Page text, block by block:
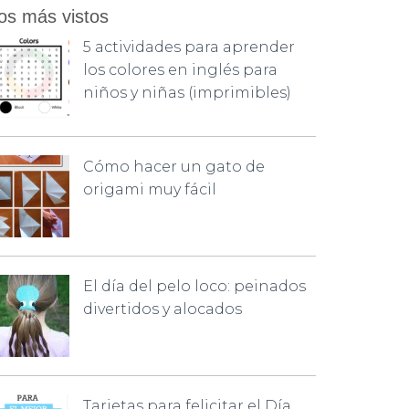
más vistos
5 actividades para aprender
los colores en inglés para
niños y niñas (imprimibles)
Cómo hacer un gato de
origami muy fácil
El día del pelo loco: peinados
divertidos y alocados